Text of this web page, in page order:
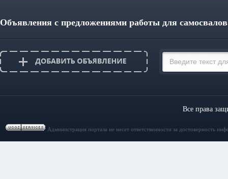
Объявления с предложениями работы для
Все права
Администрация портала не несет ответственности за достоверность